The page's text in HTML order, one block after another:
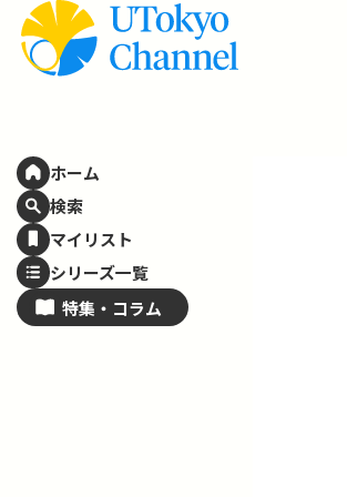
ホーム
検索
マイリスト
シリーズ一覧
特集・ コラム